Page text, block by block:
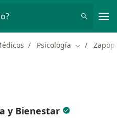
Psicología Cambiar de
y Bienestar